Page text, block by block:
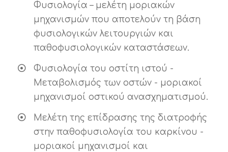
Φυσιολογία – μελέτη μοριακών
μηχανισμών που αποτελούν τη βάση
φυσιολογικών λειτουργιών και
παθοφυσιολογικών καταστάσεων.
Φυσιολογία του οστίτη ιστού -
Μεταβολισμός των οστών - μοριακοί
μηχανισμοί οστικού ανασχηματισμού.
Μελέτη της επίδρασης της διατροφής
στην παθοφυσιολογία του καρκίνου -
μοριακοί μηχανισμοί και